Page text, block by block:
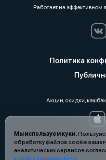
Мы используем куки.
обработку файлов cookie
аналитических сервисов
конфиденциальности
Работает на эффективном
Политика
Акции, скидки,